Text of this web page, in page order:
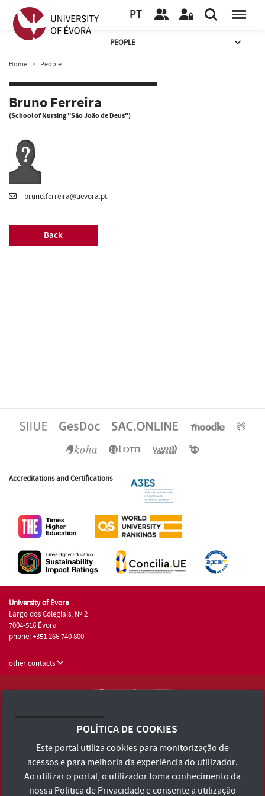
PT
PEOPLE
Home People
Bruno Ferreira
(School of Nursing "São João de Deus")
bruno.ferreira@uevora.pt
Back
Accreditations and Certifications
University of Évora
Largo dos Colegiais, Nº 2
7004-516 Évora
phone: +351 266 740 800
other contacts
Terms and Conditions and Privacy Policy
Accessibility Statement
POLÍTICA DE COOKIES
Este portal utiliza cookies para monitorização de
acessos e para melhoria da experiência do utilizador.
Ao utilizar o portal, o utilizador toma conhecimento da
nossa Política de Privacidadee consente a utilização